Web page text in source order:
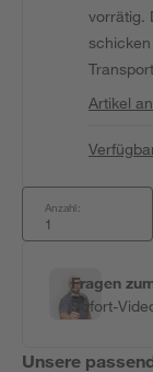
vorrätig.
Artikel
Anzahl:
Fragen
Sofort-
Unsere